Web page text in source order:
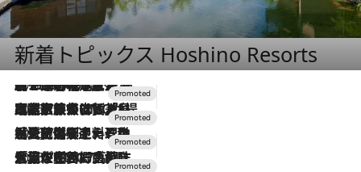
新着トピックス Hoshino Resorts
2026.8.7
【トンボの足水浴】ヒノキの香りに包まれて涼感マックス！約13℃の湧水かけ流しを避暑地「星野温泉 トンボの湯」で体験
2026.7.31
【ホテル帰省】という選択肢をOMOが提案。家族とほどよい距離を保つには「昼は実家、夜は気兼ねなくホテルで！」
2026.7.24
【夏限定ディナーコース】旬を迎える稚鮎や花ズッキーニなどをイタリア・トスカーナの郷土料理の手法で満喫！
2026.7.17
「土佐和ハーブかき氷」がOMO7高知に登場！生姜、山椒、大葉など目にも舌にも涼を呼ぶ郷土の味